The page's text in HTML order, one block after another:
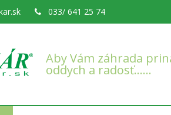
Aby Vám záhrada
oddych a radosť……
033/ 641 25 74